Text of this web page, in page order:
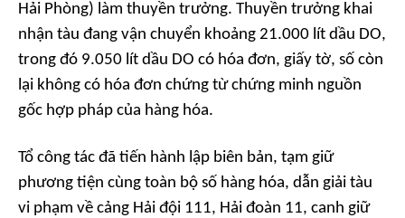
Hải Phòng) làm thuyền trưởng. Thuyền trưởng khai
nhận tàu đang vận chuyển khoảng 21.000 lít dầu DO,
trong đó 9.050 lít dầu DO có hóa đơn, giấy tờ, số còn
lại không có hóa đơn chứng từ chứng minh nguồn
gốc hợp pháp của hàng hóa.
Tổ công tác đã tiến hành lập biên bản, tạm giữ
phương tiện cùng toàn bộ số hàng hóa, dẫn giải tàu
vi phạm về cảng Hải đội 111, Hải đoàn 11, canh giữ